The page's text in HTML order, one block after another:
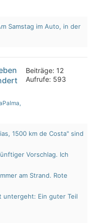
Samstag im Auto, in der
,
Beiträge: 12
Aufrufe: 593
1500 km de Costa" sind
Vorschlag. Ich
am Strand. Rote
untergeht: Ein guter Teil